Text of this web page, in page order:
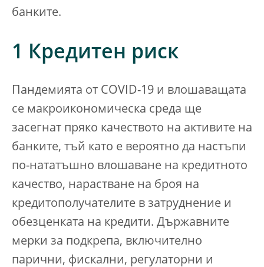
банките.
1 Кредитен риск
Пандемията от COVID-19 и влошаващата
се макроикономическа среда ще
засегнат пряко качеството на активите на
банките, тъй като е вероятно да настъпи
по-нататъшно влошаване на кредитното
качество, нарастване на броя на
кредитополучателите в затруднение и
обезценката на кредити. Държавните
мерки за подкрепа, включително
парични, фискални, регулаторни и